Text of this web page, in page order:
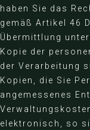
haben Sie das
gemäß Artikel 46
Übermittlung
Kopie der
der Verarbeitung
Kopien, die Sie
angemessenes
elektronisch, so